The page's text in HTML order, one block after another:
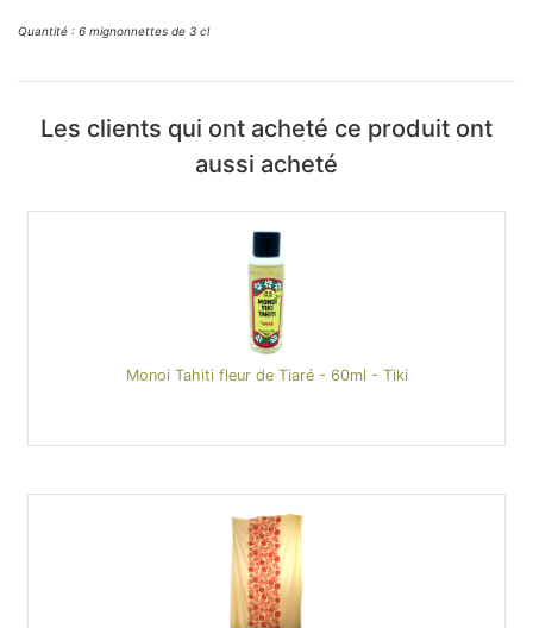
Quantité : 6 mignonnettes de 3 cl
Les clients qui ont acheté ce produit ont
aussi acheté
Monoi Tahiti fleur de Tiaré - 60ml - Tiki